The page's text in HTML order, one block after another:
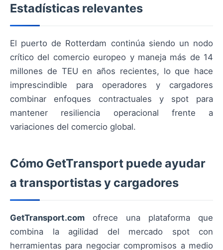
Estadísticas relevantes
El puerto de Rotterdam continúa siendo un nodo
crítico del comercio europeo y maneja más de 14
millones de TEU en años recientes, lo que hace
imprescindible para operadores y cargadores
combinar enfoques contractuales y spot para
mantener resiliencia operacional frente a
variaciones del comercio global.
Cómo GetTransport puede ayudar
a transportistas y cargadores
GetTransport.com ofrece una plataforma que
combina la agilidad del mercado spot con
herramientas para negociar compromisos a medio